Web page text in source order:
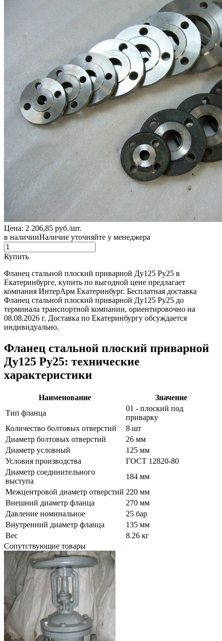
Цена: 2 206,85 руб./шт.
в наличииНаличие уточняйте у менеджера
Купить
Фланец стальной плоский приварной Ду125 Ру25 в
Екатеринбурге, купить по выгодной цене предлагает
компания ИнтерАрм Екатеринбург. Бесплатная доставка
Фланец стальной плоский приварной Ду125 Ру25 до
терминала транспортной компании, ориентировочно на
08.08.2026 г. Доставка по Екатеринбургу обсуждается
индивидуально.
Фланец стальной плоский приварной
Ду125 Ру25: технические
характеристики
Наименование
Значение
Тип фланца
01 - плоский под
приварку
Количество болтовых отверстий
8 шт
Диаметр болтовых отверстий
26 мм
Диаметр условный
125 мм
Условия производства
ГОСТ 12820-80
Диаметр соединительного
выступа
184 мм
Межцентровой диаметр отверстий 220 мм
Внешний диаметр фланца
270 мм
Давление номинальное
25 бар
Внутренний диаметр фланца
135 мм
Вес
8.26 кг
Сопутствующие товары